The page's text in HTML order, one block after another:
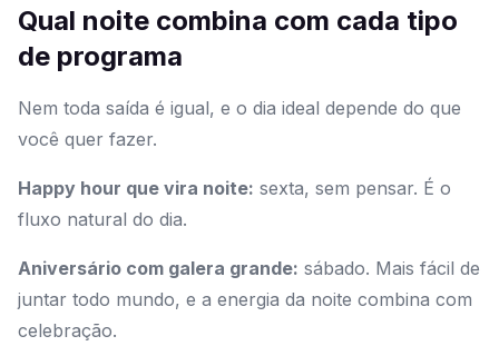
Qual noite combina com cada tipo
de programa
Nem toda saída é igual, e o dia ideal depende do que
você quer fazer.
Happy hour que vira noite: sexta, sem pensar. É o
fluxo natural do dia.
Aniversário com galera grande: sábado. Mais fácil de
juntar todo mundo, e a energia da noite combina com
celebração.